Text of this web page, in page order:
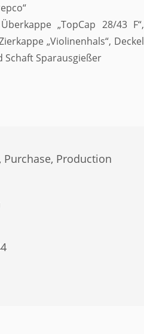
„TopCap 28/43 F“,
„Violinenhals“, Deckel
Schaft Sparausgießer
Production